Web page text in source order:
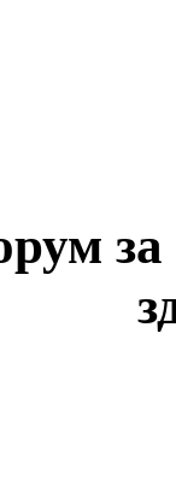
за